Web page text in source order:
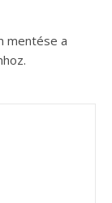
mentése a